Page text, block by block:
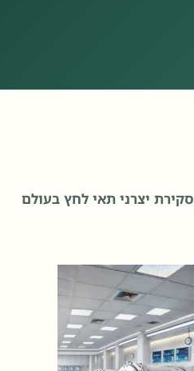
סקירת יצרני תאי לחץ בעולם